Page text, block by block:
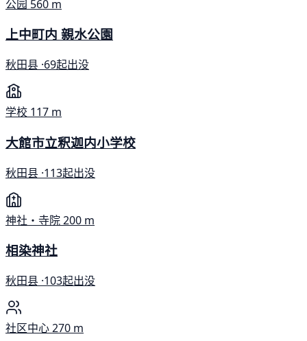
公园 560 m
上中町内 親水公園
秋田县 ·69起出没
学校 117 m
大館市立釈迦内小学校
秋田县 ·113起出没
神社・寺院200 m
相染神社
秋田县 ·103起出没
社区中心270 m